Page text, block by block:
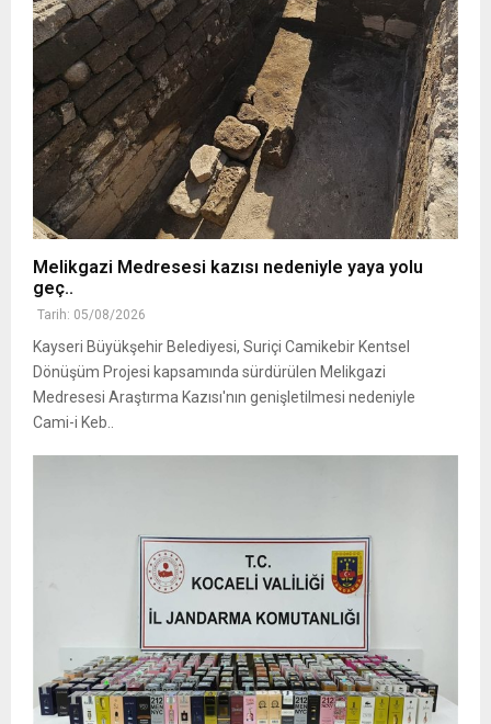
Melikgazi Medresesi kazısı nedeniyle yaya yolu
geç..
Tarih: 05/08/2026
Kayseri Büyükşehir Belediyesi, Suriçi Camikebir Kentsel
Dönüşüm Projesi kapsamında sürdürülen Melikgazi
Medresesi Araştırma Kazısı'nın genişletilmesi nedeniyle
Cami-i Keb..